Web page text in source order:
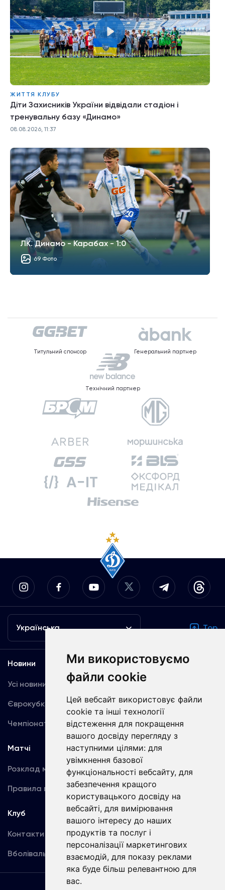
Ми використовуємо
файли cookie
Цей вебсайт використовує файли
cookie та інші технології
відстеження для покращення
вашого досвіду перегляду з
наступними цілями: для
увімкнення базової
функціональності вебсайту, для
забезпечення кращого
користувацького досвіду на
вебсайті, для вимірювання
вашого інтересу до наших
продуктів та послуг і
персоналізації маркетингових
взаємодій, для показу реклами
яка буде більш релевантною для
вас.
ЖИТТЯ КЛУБУ
Діти Захисників України відвідали стадіон і
тренувальну базу «Динамо»
08.08.2026, 11:37
ЛК. Динамо - Карабах - 1:0
69 Фото
Титульний спонсор Генеральний партнер
Технічний партнер
Українська Top
Новини
Усі новини
Єврокубки
Чемпіонат України
Медіа
Динамо TV
Фотогалерея
Акредитація
Матчі
Розклад матчів
Правила поведінки
Команда
Перша команда
U19
Клуб
Контакти
Вболівальникам
Угода